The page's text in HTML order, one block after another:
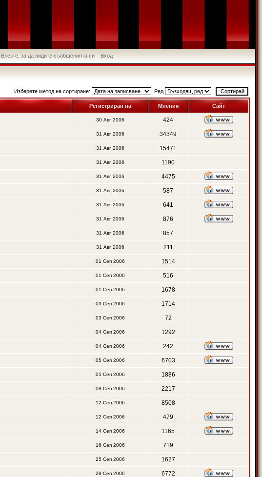
Влезте, за да видите съобщенията си Вход
Изберете метод на сортиране: Ред
Регистриран на Мнения Сайт
30 Авг 2006 424
31 Авг 2006 34349
31 Авг 2006 15471
31 Авг 2006 1190
31 Авг 2006 4475
31 Авг 2006 587
31 Авг 2006 641
31 Авг 2006 876
31 Авг 2006 857
31 Авг 2006 211
01 Сеп 2006 1514
01 Сеп 2006 516
01 Сеп 2006 1678
03 Сеп 2006 1714
03 Сеп 2006 72
04 Сеп 2006 1292
04 Сеп 2006 242
05 Сеп 2006 6703
05 Сеп 2006 1886
08 Сеп 2006 2217
12 Сеп 2006 8508
12 Сеп 2006 479
14 Сеп 2006 1165
16 Сеп 2006 719
25 Сеп 2006 1627
28 Сеп 2006 6772